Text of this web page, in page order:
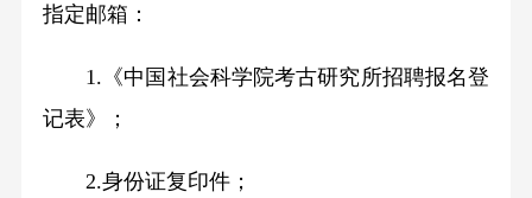
指定邮箱：
1. 《中国社会科学院考古研究所招聘报名登
记表》；
2.身份证复印件；